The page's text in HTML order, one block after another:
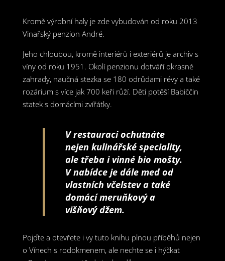
Kromě výrobní haly je zde vybudován od roku 2013
Vinařský penzion André.
Jeho chloubou, kromě interiérů i exteriérů je archiv s
víny od roku 1951. Okolí penzionu dotváří okrasné
zahrady, naučná stezka se 180 odrůdami révy a také
rozárium s více jak 700 keři růží. Děti potěší Babiččin
statek s domácími zvířátky.
V restauraci ochutnáte
nejen kulinářské speciality,
ale třeba i vinné bio mošty.
V nabídce je dále med od
vlastních včelstev a také
domácí meruňkový a
višňový džem.
Pojďte a otevřete i vy tuto knihu plnou příběhů nejen
o Vínech s rodokmenem, ale nechte se i hýčkat